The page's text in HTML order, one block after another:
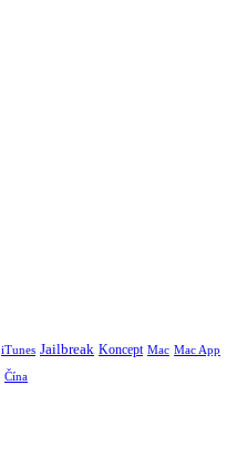
iTunes Jailbreak Koncept Mac Mac App
Čína